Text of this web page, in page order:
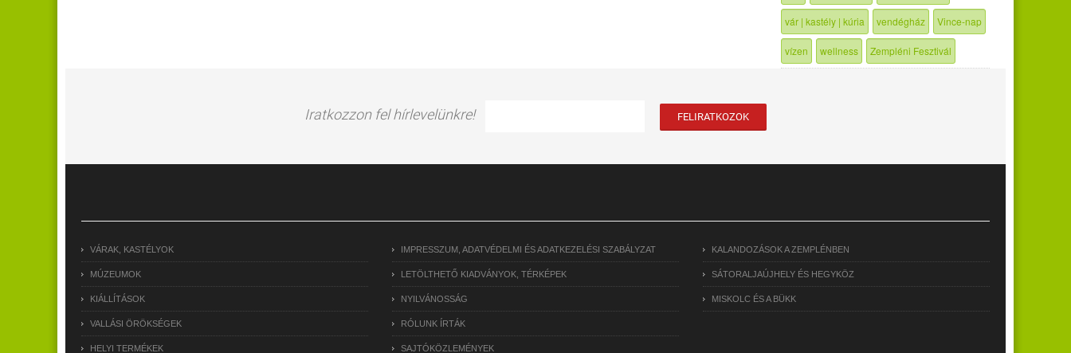
vár | kastély | kúria vendégház Vince-nap
vízen wellness Zempléni Fesztivál
Iratkozzon fel hírlevelünkre!
VÁRAK, KASTÉLYOK
MÚZEUMOK
KIÁLLÍTÁSOK
VALLÁSI ÖRÖKSÉGEK
HELYI TERMÉKEK
IMPRESSZUM, ADATVÉDELMI ÉS ADATKEZELÉSI SZABÁLYZAT
LETÖLTHETŐ KIADVÁNYOK, TÉRKÉPEK
NYILVÁNOSSÁG
RÓLUNK ÍRTÁK
SAJTÓKÖZLEMÉNYEK
KALANDOZÁSOK A ZEMPLÉNBEN
SÁTORALJAÚJHELY ÉS HEGYKÖZ
MISKOLC ÉS A BÜKK